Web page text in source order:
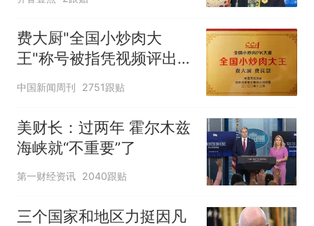
费大厨"全国小炒肉大
王"称号被指凭视频评出
官方回应
中国新闻周刊 2751跟贴
美财长：过两年 霍尔木兹
海峡就“不重要”了
第一财经资讯 2040跟贴
三个国家和地区力挺因凡